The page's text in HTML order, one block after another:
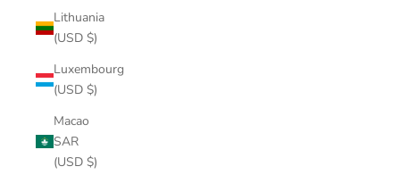
Lithuania
(USD $)
Luxembourg
(USD $)
Macao
SAR
(USD $)